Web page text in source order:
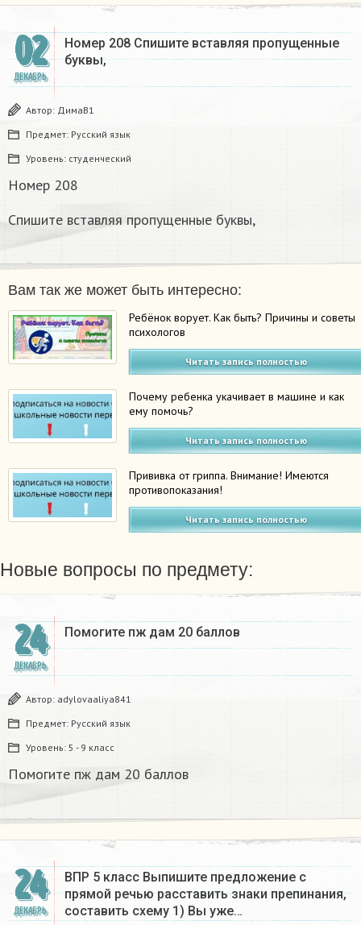
02
ДЕКАБРЬ
Номер 208 Спишите вставляя пропущенные
буквы,
Автор: ДимаВ1
Предмет: Русский язык
Уровень: студенческий
Номер 208
Спишите вставляя пропущенные буквы,
Вам так же может быть интересно:
Ребёнок ворует. Как быть? Причины и советы
психологов
Читать запись полностью
Почему ребенка укачивает в машине и как
ему помочь?
Читать запись полностью
Прививка от гриппа. Внимание! Имеются
противопоказания!
Читать запись полностью
Новые вопросы по предмету:
24
ДЕКАБРЬ
Помогите пж дам 20 баллов ​
Автор: adylovaaliya841
Предмет: Русский язык
Уровень: 5 - 9 класс
Помогите пж дам 20 баллов ​
24
ДЕКАБРЬ
ВПР 5 класс Выпишите предложение с
прямой речью расставить знаки препинания,
составить схему 1) Вы уже…